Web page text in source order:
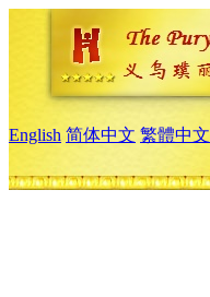
English 简体中文 繁體中文